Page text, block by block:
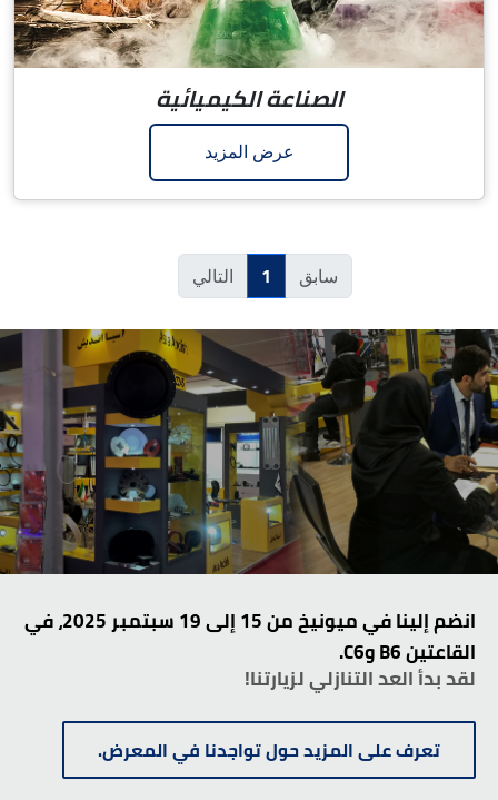
الصناعة الكيميائية
عرض المزيد
سابق 1 التالي
انضم إلينا في ميونيخ من 15 إلى 19 سبتمبر 2025، في
القاعتين B6 وC6.
لقد بدأ العد التنازلي لزيارتنا!
تعرف على المزيد حول تواجدنا في المعرض.